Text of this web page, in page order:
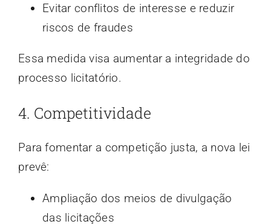
Evitar conflitos de interesse e reduzir
riscos de fraudes
Essa medida visa aumentar a integridade do
processo licitatório.
4. Competitividade
Para fomentar a competição justa, a nova lei
prevê:
Ampliação dos meios de divulgação
das licitações